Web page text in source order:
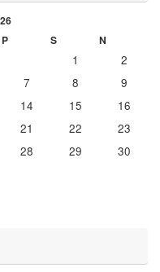
P S N
1
2
7 8
9
14 15
16
21 22
23
28 29
30